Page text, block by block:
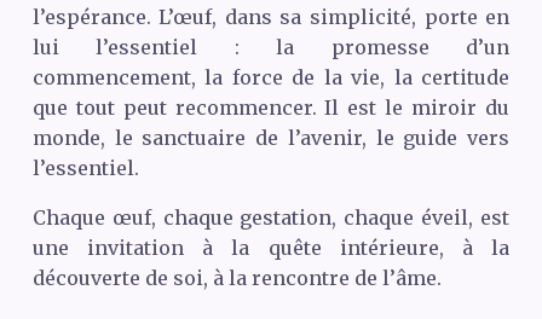
l’espérance. L’œuf, dans sa simplicité, porte en
lui l’essentiel : la promesse d’un
commencement, la force de la vie, la certitude
que tout peut recommencer. Il est le miroir du
monde, le sanctuaire de l’avenir, le guide vers
l’essentiel.
Chaque œuf, chaque gestation, chaque éveil, est
une invitation à la quête intérieure, à la
découverte de soi, à la rencontre de l’âme.